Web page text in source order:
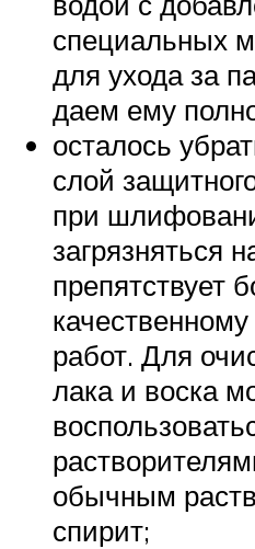
специальных
для ухода за
даем ему
осталось
слой
при
загрязняться
препятствует
работ. Для
лака и воска
обычным
спирит;